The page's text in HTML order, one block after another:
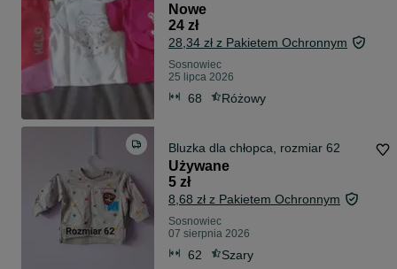
Nowe
24 zł
28,34 zł z Pakietem Ochronnym
Sosnowiec
25 lipca 2026
68 Różowy
Bluzka dla chłopca, rozmiar 62
Używane
5 zł
8,68 zł z Pakietem Ochronnym
Sosnowiec
07 sierpnia 2026
62 Szary